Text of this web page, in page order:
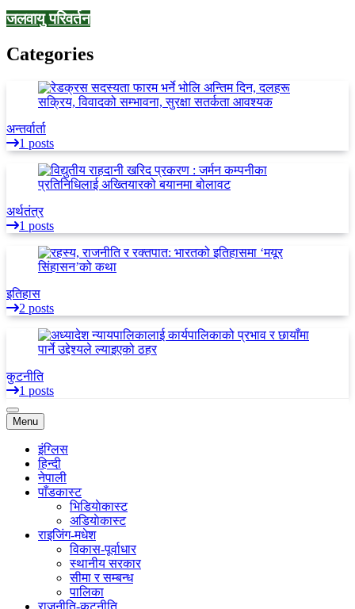
जलवायु परिवर्तन
Categories
अन्तर्वार्ता
1 posts
अर्थतंत्र
1 posts
इतिहास
2 posts
कुटनीति
1 posts
Menu
इंग्लिस
हिन्दी
नेपाली
पाँडकास्ट
भिडियाेकास्ट
अडियाेकास्ट
राइजिंग-मधेश
विकास-पूर्वाधार
स्थानीय सरकार
सीमा र सम्बन्ध
पालिका
राजनीति-कुटनीति